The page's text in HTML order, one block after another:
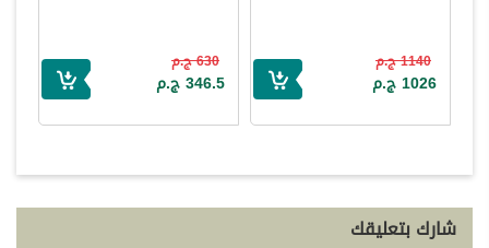
1140 ج.م
1026 ج.م
630 ج.م
346.5 ج.م
شارك بتعليقك